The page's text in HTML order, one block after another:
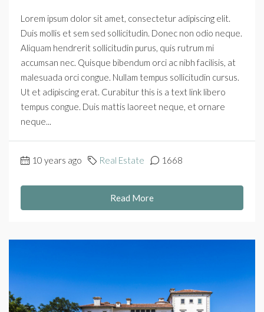
Lorem ipsum dolor sit amet, consectetur adipiscing elit.
Duis mollis et sem sed sollicitudin. Donec non odio neque.
Aliquam hendrerit sollicitudin purus, quis rutrum mi
accumsan nec. Quisque bibendum orci ac nibh facilisis, at
malesuada orci congue. Nullam tempus sollicitudin cursus.
Ut et adipiscing erat. Curabitur this is a text link libero
tempus congue. Duis mattis laoreet neque, et ornare
neque...
10 years ago Real Estate 1668
Read More